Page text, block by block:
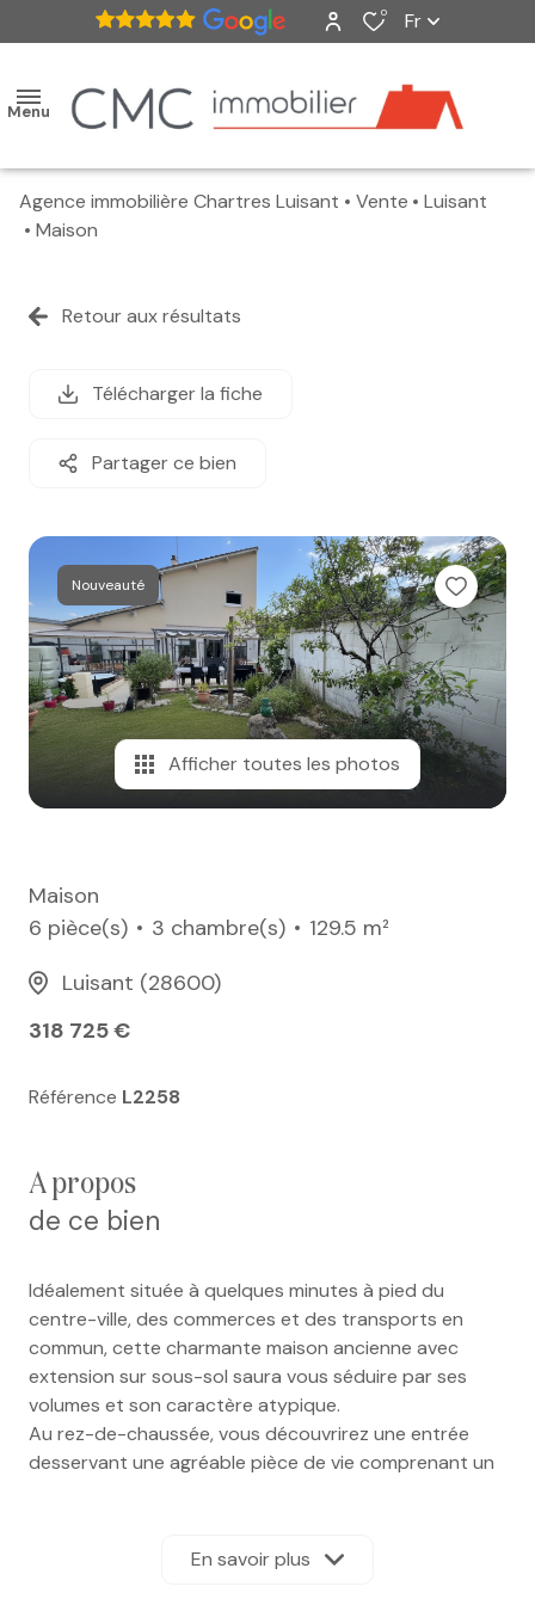
0 Fr
Menu
accueil
vendus
estimation
e-mail
notre
agence
nos
honoraires
contact
Agence immobilière Chartres Luisant Vente
Luisant
Maison
Retour aux résultats
Télécharger la fiche
Partager ce bien
Nouveauté
Afficher toutes les photos
Maison
6 pièce(s)
3 chambre(s)
129.5 m²
Luisant (28600)
318 725 €
Référence L2258
a propos
de ce bien
Idéalement située à quelques minutes à pied du
centre-ville, des commerces et des transports en
commun, cette charmante maison ancienne avec
extension sur sous-sol saura vous séduire par ses
volumes et son caractère atypique.
Au rez-de-chaussée, vous découvrirez une entrée
desservant une agréable pièce de vie comprenant un
baignoire et douche ainsi qu'un WC indépendant
En savoir plus